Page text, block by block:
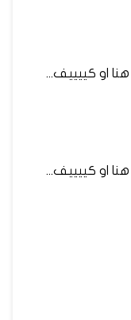
او كييييف...
او كييييف...